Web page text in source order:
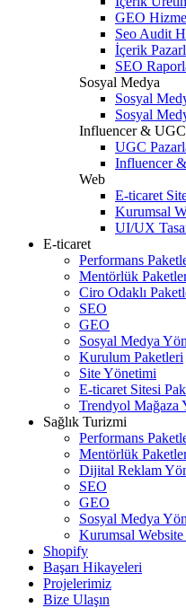
GEO
Seo Audit
İçerik
SEO
Sosyal Medya
Sosyal
Sosyal
Influencer & UGC
UGC
Influencer
Web
E-ticaret
Kurumsal
UI/UX
E-ticaret
Performans
Mentörlük
Ciro Odaklı
SEO
GEO
Sosyal Medya
Kurulum Paketleri
Site Yönetimi
E-ticaret Sitesi
Trendyol Mağaza
Sağlık Turizmi
Performans
Mentörlük
Dijital Reklam
SEO
GEO
Sosyal Medya
Kurumsal Website
Shopify
Başarı Hikayeleri
Projelerimiz
Bize Ulaşın